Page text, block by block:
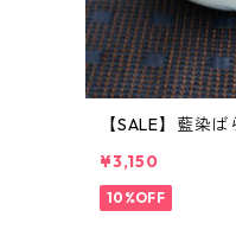
【SALE】藍染
¥3,150
10%OFF